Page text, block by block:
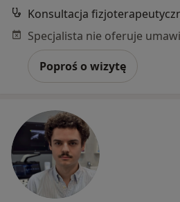
Poproś o wizytę